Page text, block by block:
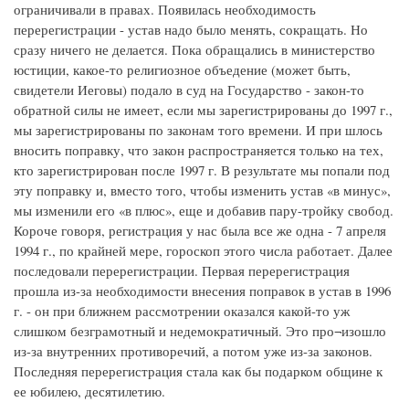
ограничивали в правах. Появилась необходимость
перерегистрации - устав надо было менять, сокращать. Но
сразу ничего не делается. Пока обращались в министерство
юстиции, какое-то религиозное объедение (может быть,
свидетели Иеговы) подало в суд на Государство - закон-то
обратной силы не имеет, если мы зарегистрированы до 1997 г.,
мы зарегистрированы по законам того времени. И при шлось
вносить поправку, что закон распространяется только на тех,
кто зарегистрирован после 1997 г. В результате мы попали под
эту поправку и, вместо того, чтобы изменить устав «в минус»,
мы изменили его «в плюс», еще и добавив пару-тройку свобод.
Короче говоря, регистрация у нас была все же одна - 7 апреля
1994 г., по крайней мере, гороскоп этого числа работает. Далее
последовали перерегистрации. Первая перерегистрация
прошла из-за необходимости внесения поправок в устав в 1996
г. - он при ближнем рассмотрении оказался какой-то уж
слишком безграмотный и недемократичный. Это про¬изошло
из-за внутренних противоречий, а потом уже из-за законов.
Последняя перерегистрация стала как бы подарком общине к
ее юбилею, десятилетию.